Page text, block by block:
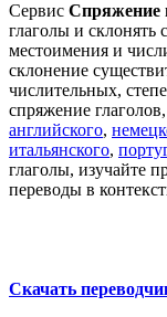
Сервис Спряжение
глаголы и склонять
местоимения и
склонение
числительных,
спряжение
английского,
итальянского,
глаголы, изучайте
переводы в
Скачать